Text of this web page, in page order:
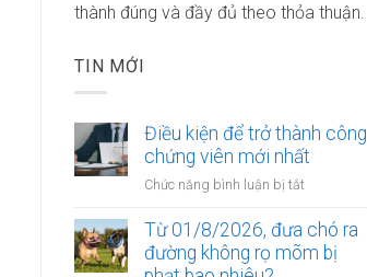
thành đúng và đầy đủ theo thỏa thuận.
TIN MỚI
Điều kiện để trở thành công
chứng viên mới nhất
Chức năng bình luận bị tắt
kiện
để
Từ 01/8/2026, đưa chó ra
đường không rọ mõm bị